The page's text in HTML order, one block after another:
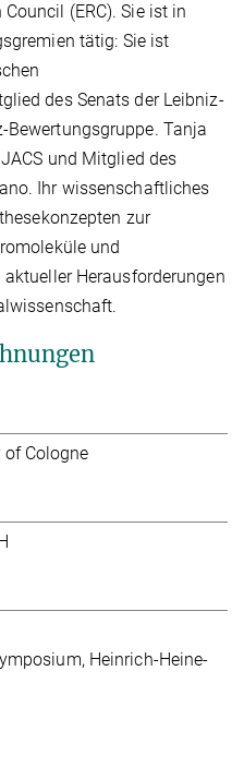
(ERC). Sie ist in
tätig: Sie ist
des Senats der Leibniz-
Bewertungsgruppe. Tanja
und Mitglied des
Ihr wissenschaftliches
zur
und
Herausforderungen
of Cologne
Heinrich-Heine-